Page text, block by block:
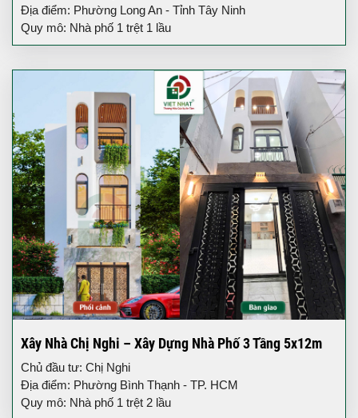
Địa điểm: Phường Long An - Tỉnh Tây Ninh
Quy mô: Nhà phố 1 trệt 1 lầu
Xây Nhà Chị Nghi – Xây Dựng Nhà Phố 3 Tầng 5x12m
Chủ đầu tư: Chị Nghi
Địa điểm: Phường Bình Thạnh - TP. HCM
Quy mô: Nhà phố 1 trệt 2 lầu